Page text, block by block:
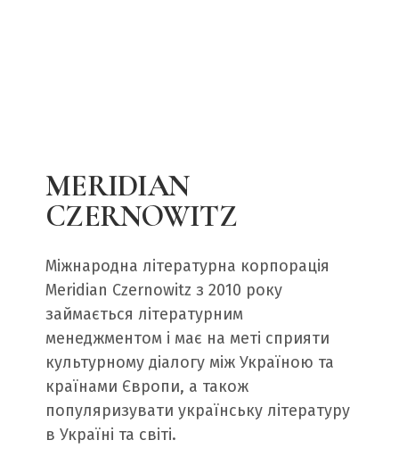
MERIDIAN
CZERNOWITZ
Міжнародна літературна корпорація
Meridian Czernowitz з 2010 року
займається літературним
менеджментом і має на меті сприяти
культурному діалогу між Україною та
країнами Європи, а також
популяризувати українську літературу
в Україні та світі.